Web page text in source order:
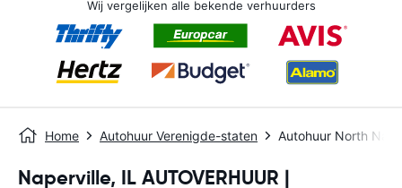
Wij vergelijken alle bekende verhuurders
Home Autohuur Verenigde-staten Autohuur North
Naperville, IL AUTOVERHUUR |